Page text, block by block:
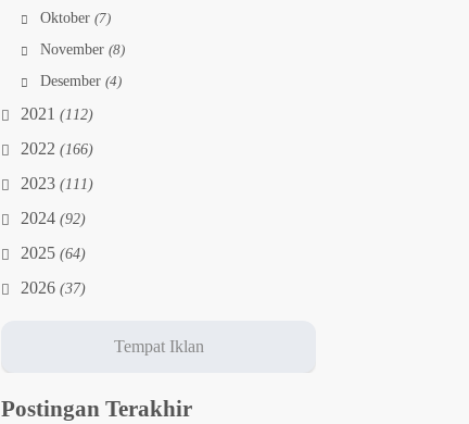
Oktober(7)
November(8)
Desember(4)
2021(112)
2022(166)
2023(111)
2024(92)
2025(64)
2026(37)
Postingan Terakhir